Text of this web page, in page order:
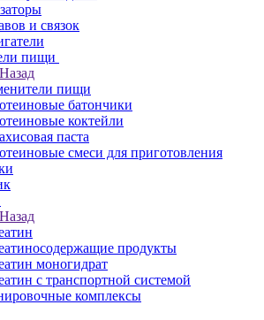
и связок
пищи
Назад
пищи
батончики
коктейли
паста
смеси для приготовления
Назад
продукты
моногидрат
с транспортной системой
комплексы